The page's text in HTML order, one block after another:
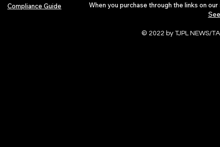
Compliance Guide
When you purchase through the links on
© 2022 by TJPL NEWS/